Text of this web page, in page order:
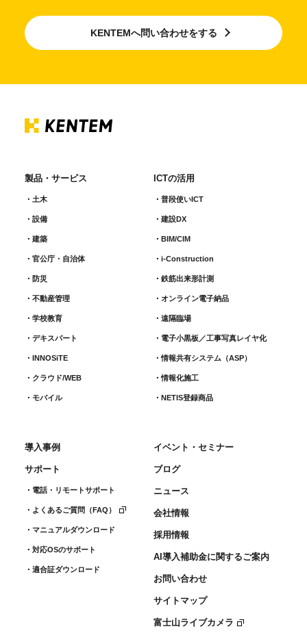
KENTEMへ問い合わせをする
製品・サービス
土木
設備
建築
官公庁・自治体
防災
不動産管理
学校教育
デキスパート
INNOSiTE
クラウド/WEB
モバイル
ICTの活用
普段使いICT
建設DX
BIM/CIM
i-Construction
鉄筋出来形計測​
オンライン電子納品
遠隔臨場
電子小黒板／工事写真レイヤ化
情報共有システム（ASP）
情報化施工
NETIS登録商品
導入事例
サポート
電話・リモートサポート
よくあるご質問（FAQ）
マニュアルダウンロード
対応OSのサポート
適合証ダウンロード
イベント・セミナー
ブログ
ニュース
会社情報
採用情報
AI導入補助金に関するご案内
お問い合わせ
サイトマップ
富士山ライブカメラ